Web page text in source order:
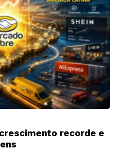
recorde e